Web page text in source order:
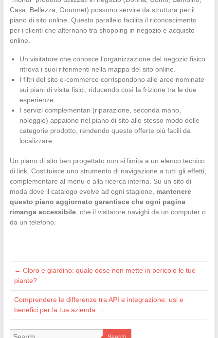
Casa, Bellezza, Gourmet) possono servire da struttura per il
piano di sito online. Questo parallelo facilita il riconoscimento
per i clienti che alternano tra shopping in negozio e acquisto
online.
Un visitatore che conosce l’organizzazione del negozio fisico
ritrova i suoi riferimenti nella mappa del sito online.
I filtri del sito e-commerce corrispondono alle aree nominate
sui piani di visita fisici, riducendo così la frizione tra le due
esperienze.
I servizi complementari (riparazione, seconda mano,
noleggio) appaiono nel piano di sito allo stesso modo delle
categorie prodotto, rendendo queste offerte più facili da
localizzare.
Un piano di sito ben progettato non si limita a un elenco tecnico
di link. Costituisce uno strumento di navigazione a tutti gli effetti,
complementare al menu e alla ricerca interna. Su un sito di
moda dove il catalogo evolve ad ogni stagione, mantenere
questo piano aggiornato garantisce che ogni pagina
rimanga accessibile, che il visitatore navighi da un computer o
da un telefono.
← Cloro e giardino: quale dose non mette in pericolo le tue
piante?
Comprendere le differenze tra API e integrazione: usi e
benefici per la tua azienda →